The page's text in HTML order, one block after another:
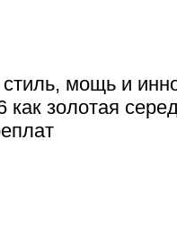
мощь и
золотая